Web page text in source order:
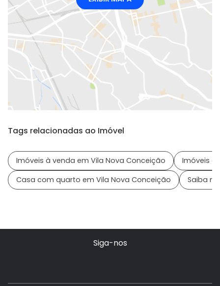
Tags relacionadas ao Imóvel
Imóveis à venda em Vila Nova Conceição
Imóveis
Casa com quarto em Vila Nova Conceição
Saiba
Siga-nos